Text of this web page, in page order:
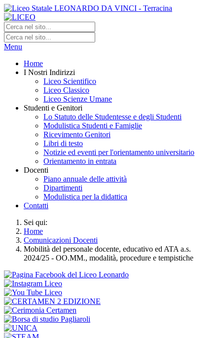
Menu
Home
I Nostri Indirizzi
Liceo Scientifico
Liceo Classico
Liceo Scienze Umane
Studenti e Genitori
Lo Statuto delle Studentesse e degli Studenti
Modulistica Studenti e Famiglie
Ricevimento Genitori
Libri di testo
Notizie ed eventi per l'orientamento universitario
Orientamento in entrata
Docenti
Piano annuale delle attività
Dipartimenti
Modulistica per la didattica
Contatti
Sei qui:
Home
Comunicazioni Docenti
Mobilità del personale docente, educativo ed ATA a.s.
2024/25 - OO.MM., modalità, procedure e tempistiche